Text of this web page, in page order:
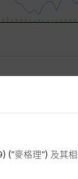
麥格理”) 及其相